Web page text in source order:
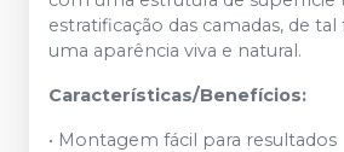
estratificação das camadas, de
uma aparência viva e natural.
Características/Benefícios:
• Montagem fácil para resultados